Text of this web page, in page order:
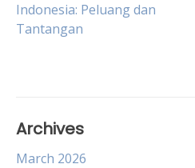
navigation
Indonesia: Peluang dan
Tantangan
Archives
March 2026